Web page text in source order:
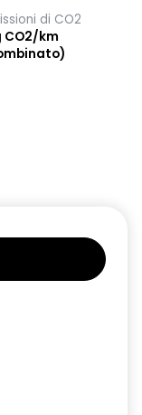
di CO2
CO2/km